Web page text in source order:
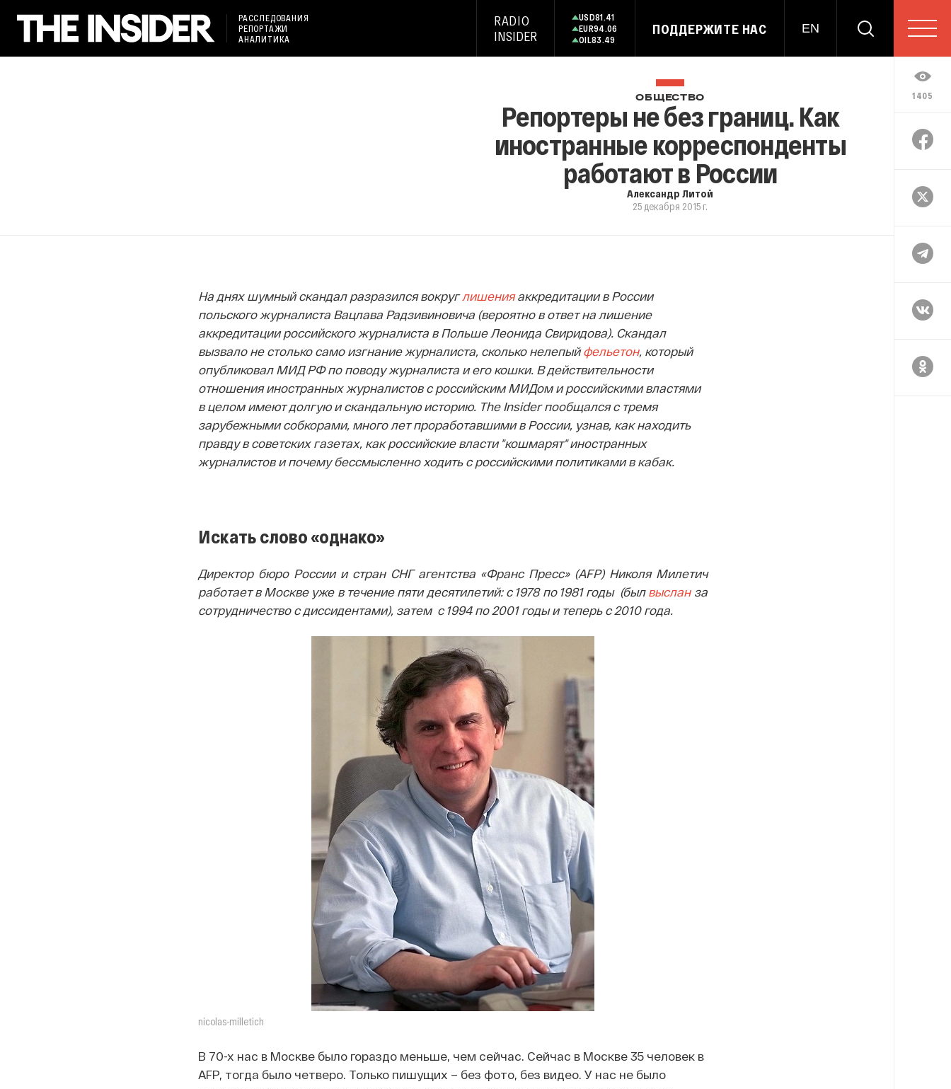
РАССЛЕДОВАНИЯ
РЕПОРТАЖИ
АНАЛИТИКА
RADIO
INSIDER
USD81.41
EUR94.06
OIL83.49
ПОДДЕРЖИТЕ НАС EN
1405
ОБЩЕСТВО
Репортеры не без границ. Как
иностранные корреспонденты
работают в России
Александр Литой
25 декабря 2015 г.
На днях шумный скандал разразился вокруглишенияаккредитации в России
польского журналиста Вацлава Радзивиновича (вероятно в ответ на лишение
аккредитации российского журналиста в Польше Леонида Свиридова). Скандал
вызвало не столько само изгнание журналиста, сколько нелепыйфельетон, который
опубликовал МИД РФ по поводу журналиста и его кошки. В действительности
отношения иностранных журналистов с российским МИДом и российскими властями
в целом имеют долгую и скандальную историю. The Insider пообщался с тремя
зарубежными собкорами, много лет проработавшими в России, узнав, как находить
правду в советских газетах, как российские власти "кошмарят" иностранных
журналистов и почему бессмысленно ходить с российскими политиками в кабак.
Искать слово «однако»
Директор бюро России и стран СНГ агентства «Франс Пресс» (AFP) Николя Милетич
работает в Москве уже в течение пяти десятилетий: с 1978 по 1981 годы (был высланза
сотрудничество с диссидентами), затем с 1994 по 2001 годы и теперь с 2010 года.
nicolas-milletich
В 70-х нас в Москве было гораздо меньше, чем сейчас. Сейчас в Москве 35 человек в
AFP, тогда было четверо. Только пишущих – без фото, без видео. У нас не было